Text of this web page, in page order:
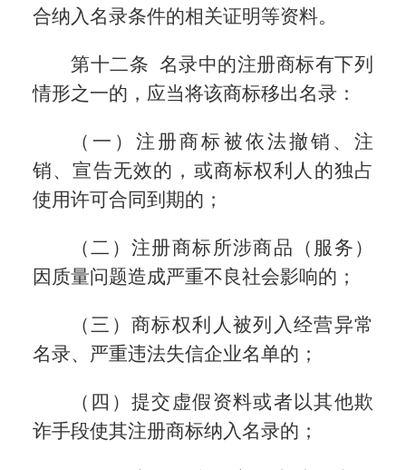
合纳入名录条件的相关证明等资料。
第十二条 名录中的注册商标有下列
情形之一的，应当将该商标移出名录：
（一）注册商标被依法撤销、注
销、宣告无效的，或商标权利人的独占
使用许可合同到期的；
（二）注册商标所涉商品（服务）
因质量问题造成严重不良社会影响的；
（三）商标权利人被列入经营异常
名录、严重违法失信企业名单的；
（四）提交虚假资料或者以其他欺
诈手段使其注册商标纳入名录的；